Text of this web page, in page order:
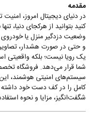
مقدمه
در دنیای دیجیتال امروز،
کنید بتوانید از هرکجای
وضعیت دزدگیر منزل یا خودروی
و حتی در صورت هشدار، تصاویر
یک رویا نیست؛ بلکه واقعیتی
شما قرار می‌دهد. فروشگاه
سیستم‌های امنیتی هوشمند،
کامل را در کف دست خود داشته
شگفت‌انگیز، مزایا و نحوه